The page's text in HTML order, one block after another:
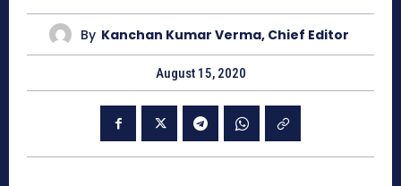
By Kanchan Kumar Verma, Chief Editor
August 15, 2020